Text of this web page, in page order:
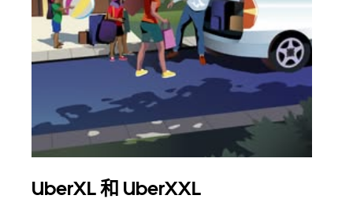
UberXL 和 UberXXL